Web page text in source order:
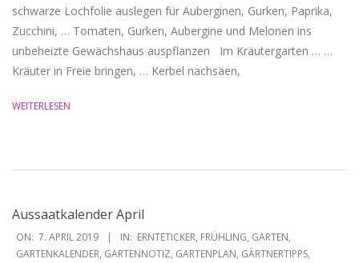
schwarze Lochfolie auslegen für Auberginen, Gurken, Paprika,
Zucchini, … Tomaten, Gurken, Aubergine und Melonen ins
unbeheizte Gewächshaus auspflanzen Im Kräutergarten … …
Kräuter in Freie bringen, … Kerbel nachsäen,
WEITERLESEN
Aussaatkalender April
2019-
04-
ON: 7. APRIL 2019 IN: ERNTETICKER, FRÜHLING, GARTEN,
GARTENKALENDER, GARTENNOTIZ, GARTENPLAN, GÄRTNERTIPPS,